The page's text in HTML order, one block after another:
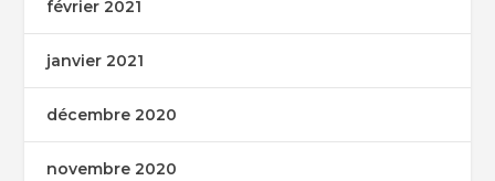
février 2021
janvier 2021
décembre 2020
novembre 2020